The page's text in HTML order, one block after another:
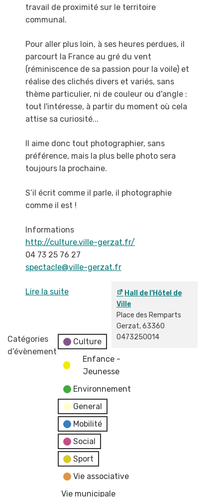
travail de proximité sur le territoire
communal.
Pour aller plus loin, à ses heures perdues, il
parcourt la France au gré du vent
(réminiscence de sa passion pour la voile) et
réalise des clichés divers et variés, sans
thème particulier, ni de couleur ou d'angle :
tout l'intéresse, à partir du moment où cela
attise sa curiosité...
Il aime donc tout photographier, sans
préférence, mais la plus belle photo sera
toujours la prochaine.
S’il écrit comme il parle, il photographie
comme il est !
Informations
http://culture.ville-gerzat.fr/
04 73 25 76 27
spectacle@ville-gerzat.fr
Hall de l'Hôtel de
Ville
Place des Remparts
Gerzat,63360
0473250014
Lire la suite
Catégories
d’évènement
Culture
Enfance -
Jeunesse
Environnement
General
Mobilité
Social
Sport
Vie associative
Vie municipale